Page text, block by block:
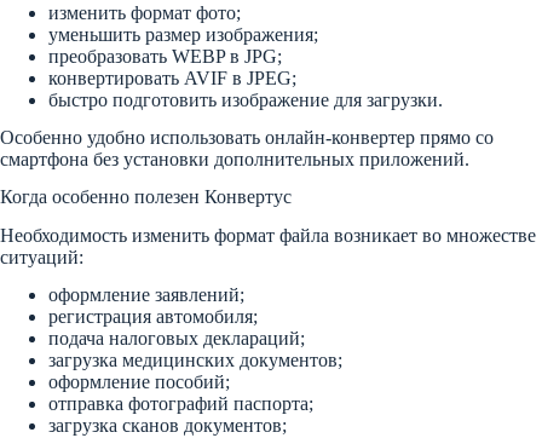
изменить формат фото;
уменьшить размер изображения;
преобразовать WEBP в JPG;
конвертировать AVIF в JPEG;
быстро подготовить изображение для загрузки.
Особенно удобно использовать онлайн-конвертер прямо со
смартфона без установки дополнительных приложений.
Когда особенно полезен Конвертус
Необходимость изменить формат файла возникает во множестве
ситуаций:
оформление заявлений;
регистрация автомобиля;
подача налоговых деклараций;
загрузка медицинских документов;
оформление пособий;
отправка фотографий паспорта;
загрузка сканов документов;